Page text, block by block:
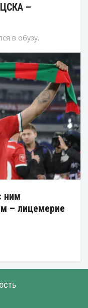
–
в обузу.
ним
– лицемерие